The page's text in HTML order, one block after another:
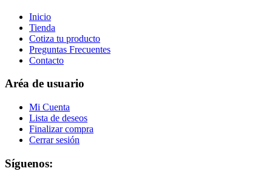
Inicio
Tienda
Cotiza tu producto
Preguntas Frecuentes
Contacto
Aréa de usuario
Mi Cuenta
Lista de deseos
Finalizar compra
Cerrar sesión
Síguenos: